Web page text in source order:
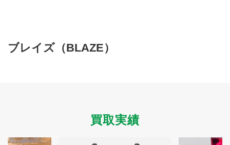
新着情報
プライバシーポリシー
規約・同意書
本人確認書類アップロード
ブレイズ（BLAZE）
買取実績